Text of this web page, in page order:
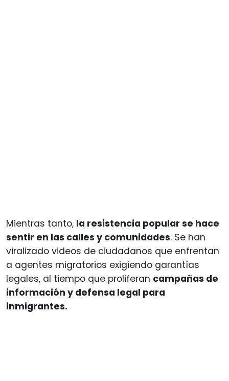
Mientras tanto, la resistencia popular se hace
sentir en las calles y comunidades. Se han
viralizado videos de ciudadanos que enfrentan
a agentes migratorios exigiendo garantías
legales, al tiempo que proliferan campañas de
información y defensa legal para
inmigrantes.